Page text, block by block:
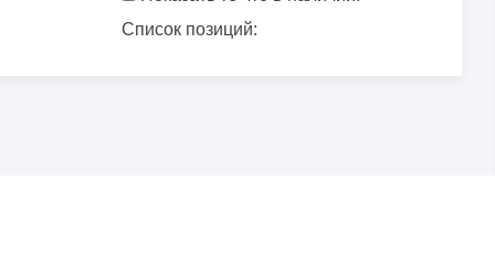
Список позиций: